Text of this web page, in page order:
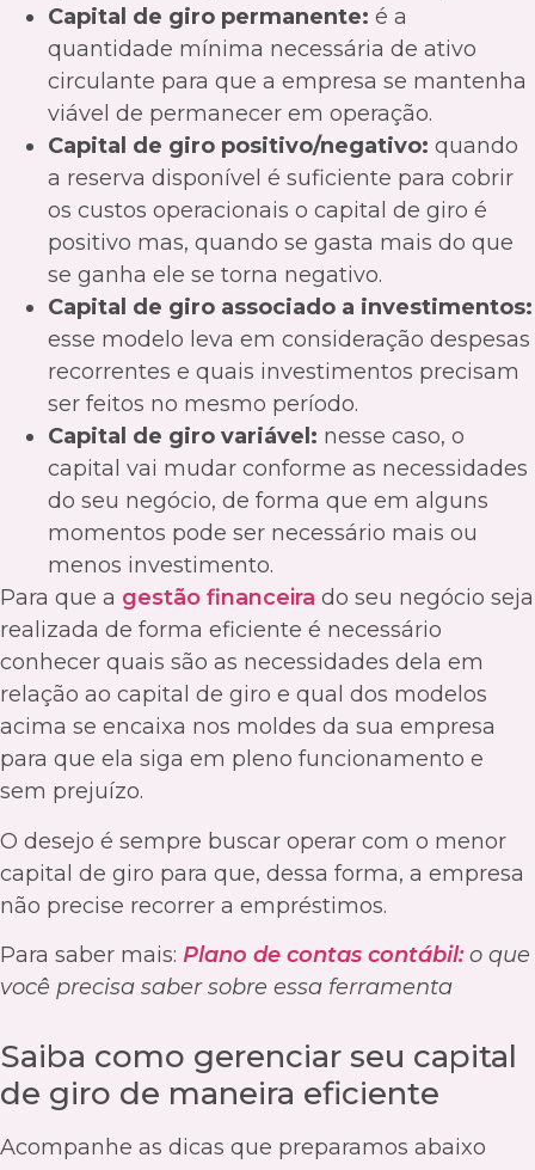
Capital de giro permanente: é a
quantidade mínima necessária de ativo
circulante para que a empresa se mantenha
viável de permanecer em operação.
Capital de giro positivo/negativo: quando
a reserva disponível é suficiente para cobrir
os custos operacionais o capital de giro é
positivo mas, quando se gasta mais do que
se ganha ele se torna negativo.
Capital de giro associado a investimentos:
esse modelo leva em consideração despesas
recorrentes e quais investimentos precisam
ser feitos no mesmo período.
Capital de giro variável: nesse caso, o
capital vai mudar conforme as necessidades
do seu negócio, de forma que em alguns
momentos pode ser necessário mais ou
menos investimento.
Para que a gestão financeira do seu negócio seja
realizada de forma eficiente é necessário
conhecer quais são as necessidades dela em
relação ao capital de giro e qual dos modelos
acima se encaixa nos moldes da sua empresa
para que ela siga em pleno funcionamento e
sem prejuízo.
O desejo é sempre buscar operar com o menor
capital de giro para que, dessa forma, a empresa
não precise recorrer a empréstimos.
Para saber mais: Plano de contas contábil:o que
você precisa saber sobre essa ferramenta
Saiba como gerenciar seu capital
de giro de maneira eficiente
Acompanhe as dicas que preparamos abaixo